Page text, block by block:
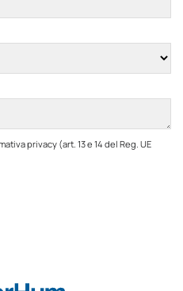
privacy (art. 13 e 14 del Reg. UE